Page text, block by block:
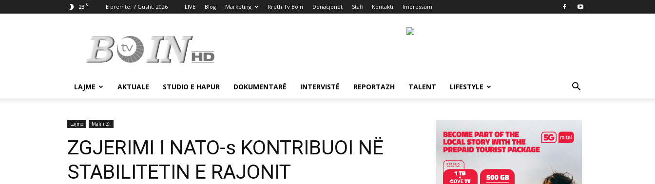
23 C E premte, 7 Gusht, 2026 LIVE Blog Marketing Rreth Tv Boin Donacjonet Stafi Kontakti Impressum
Boin
LAJME AKTUALE STUDIO E HAPUR DOKUMENTARË INTERVISTË REPORTAZH TALENT LIFESTYLE
Lajme Mali i Zi
ZGJERIMI I NATO-s KONTRIBUOI NË
STABILITETIN E RAJONIT